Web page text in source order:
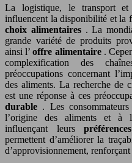
La logistique, le transport et
influencent la disponibilité et la
choix alimentaires . La
grande variété de produits
ainsi l’offre alimentaire .
complexification des
préoccupations concernant
des aliments. La recherche de
est une réponse à ces
durable . Les
l’origine des aliments et à
influençant leurs
permettent d’améliorer la
d’approvisionnement,